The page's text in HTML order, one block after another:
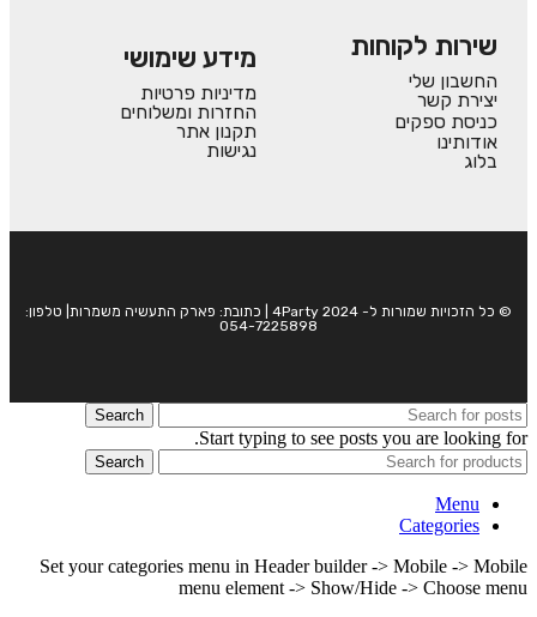
שירות לקוחות
החשבון שלי
יצירת קשר
כניסת ספקים
אודותינו
בלוג
מידע שימושי
מדיניות פרטיות
החזרות ומשלוחים
תקנון אתר
נגישות
© כל הזכויות שמורות ל- 4Party 2024 | כתובת: פארק התעשיה משמרות| טלפון:
054-7225898
Search
Start typing to see posts you are looking for.
Search
Menu
Categories
Set your categories menu in Header builder -> Mobile -> Mobile
menu element -> Show/Hide -> Choose menu